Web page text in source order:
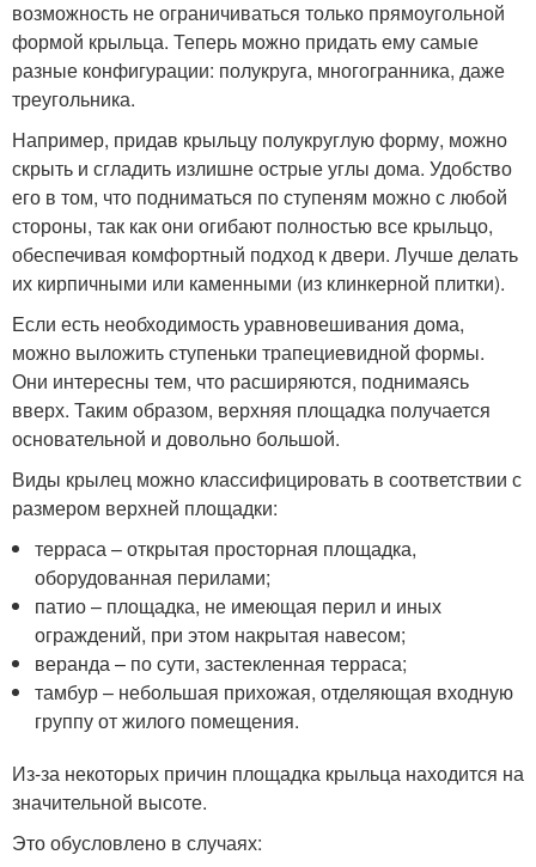
возможность не ограничиваться только прямоугольной
формой крыльца. Теперь можно придать ему самые
разные конфигурации: полукруга, многогранника, даже
треугольника.
Например, придав крыльцу полукруглую форму, можно
скрыть и сгладить излишне острые углы дома. Удобство
его в том, что подниматься по ступеням можно с любой
стороны, так как они огибают полностью все крыльцо,
обеспечивая комфортный подход к двери. Лучше делать
их кирпичными или каменными (из клинкерной плитки).
Если есть необходимость уравновешивания дома,
можно выложить ступеньки трапециевидной формы.
Они интересны тем, что расширяются, поднимаясь
вверх. Таким образом, верхняя площадка получается
основательной и довольно большой.
Виды крылец можно классифицировать в соответствии с
размером верхней площадки:
терраса – открытая просторная площадка,
оборудованная перилами;
патио – площадка, не имеющая перил и иных
ограждений, при этом накрытая навесом;
веранда – по сути, застекленная терраса;
тамбур – небольшая прихожая, отделяющая входную
группу от жилого помещения.
Из-за некоторых причин площадка крыльца находится на
значительной высоте.
Это обусловлено в случаях: